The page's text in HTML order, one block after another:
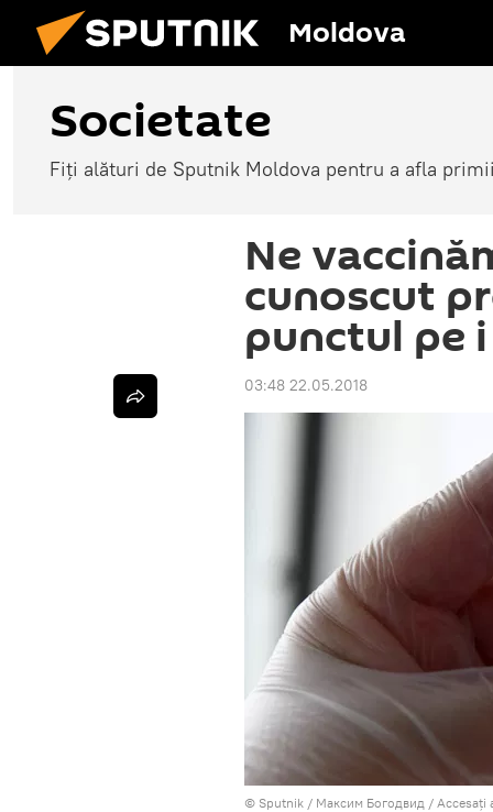
Moldova
Societate
Fiți alături de Sputnik Moldova pentru a afla
Ne
cunoscut
punctul pe i
03:48 22.05.2018
© Sputnik / Максим Богодвид / Accesați